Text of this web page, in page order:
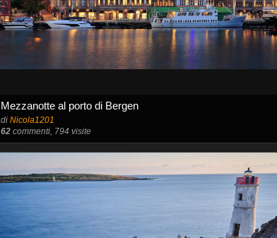
Mezzanotte al porto di Bergen
diNicola1201
62 commenti, 794 visite